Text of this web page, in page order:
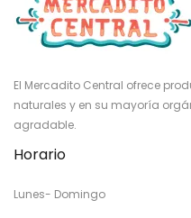
El Mercadito Central ofrece
naturales y en su mayoría
agradable.
Horario
Lunes- Domingo